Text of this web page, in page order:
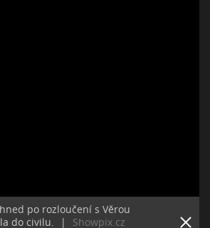
po rozloučení s Věrou
do civilu.
| Showpix.cz